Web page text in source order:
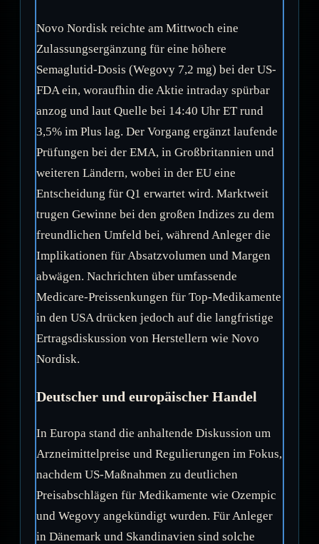
Novo Nordisk reichte am Mittwoch eine
Zulassungsergänzung für eine höhere
Semaglutid-Dosis (Wegovy 7,2 mg) bei der US-
FDA ein, woraufhin die Aktie intraday spürbar
anzog und laut Quelle bei 14:40 Uhr ET rund
3,5% im Plus lag. Der Vorgang ergänzt laufende
Prüfungen bei der EMA, in Großbritannien und
weiteren Ländern, wobei in der EU eine
Entscheidung für Q1 erwartet wird. Marktweit
trugen Gewinne bei den großen Indizes zu dem
freundlichen Umfeld bei, während Anleger die
Implikationen für Absatzvolumen und Margen
abwägen. Nachrichten über umfassende
Medicare-Preissenkungen für Top-Medikamente
in den USA drücken jedoch auf die langfristige
Ertragsdiskussion von Herstellern wie Novo
Nordisk.
Deutscher und europäischer Handel
In Europa stand die anhaltende Diskussion um
Arzneimittelpreise und Regulierungen im Fokus,
nachdem US-Maßnahmen zu deutlichen
Preisabschlägen für Medikamente wie Ozempic
und Wegovy angekündigt wurden. Für Anleger
in Dänemark und Skandinavien sind solche